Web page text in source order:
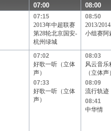
CCTV证券资讯
中学生频道
高尔夫
CCTV-靓妆
CCTV-老年福
留学世界
电视购物
BTV影视
北京卫视
黑龙江卫视
湖北卫视
辽宁卫视
山东卫视
四川卫视
天津卫视
天津一台
天津二台
07:00 08:00
07:15
2013年中超联赛
第28轮北京国安-
杭州绿城
08:50
2013/
小组赛阿
07:02
好歌一听（立体
声）
07:33
好歌一听（立体
声）
08:03
风云音乐
（立体声
08:09
流行轨迹
08:41
中华情